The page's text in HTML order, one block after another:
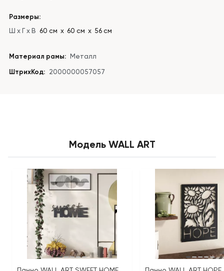
Размеры:
Ш x Г x В 60 см х 60 см х 56 см
Материал рамы: Металл
ШтрихКод: 2000000057057
Модель WALL ART